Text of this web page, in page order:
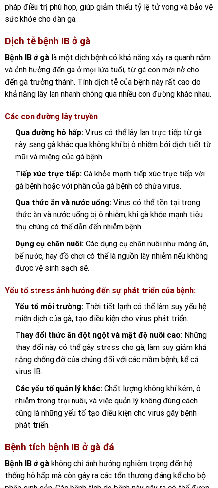
pháp điều trị phù hợp, giúp giảm thiểu tỷ lệ tử vong và bảo vệ
sức khỏe cho đàn gà.
Dịch tễ bệnh IB ở gà
Bệnh IB ở gà là một dịch bệnh có khả năng xảy ra quanh năm
và ảnh hưởng đến gà ở mọi lứa tuổi, từ gà con mới nở cho
đến gà trưởng thành. Tính dịch tễ của bệnh này rất cao do
khả năng lây lan nhanh chóng qua nhiều con đường khác nhau.
Các con đường lây truyền
Qua đường hô hấp:Virus có thể lây lan trực tiếp từ gà
này sang gà khác qua không khí bị ô nhiễm bởi dịch tiết từ
mũi và miệng của gà bệnh.
Tiếp xúc trực tiếp:Gà khỏe mạnh tiếp xúc trực tiếp với
gà bệnh hoặc với phân của gà bệnh có chứa virus.
Qua thức ăn và nước uống:Virus có thể tồn tại trong
thức ăn và nước uống bị ô nhiễm, khi gà khỏe mạnh tiêu
thụ chúng có thể dẫn đến nhiễm bệnh.
Dụng cụ chăn nuôi:Các dụng cụ chăn nuôi như máng ăn,
bể nước, hay đồ chơi có thể là nguồn lây nhiễm nếu không
được vệ sinh sạch sẽ.
Yếu tố stress ảnh hưởng đến sự phát triển của bệnh:
Yếu tố môi trường:Thời tiết lạnh có thể làm suy yếu hệ
miễn dịch của gà, tạo điều kiện cho virus phát triển.
Thay đổi thức ăn đột ngột và mật độ nuôi cao:Những
thay đổi này có thể gây stress cho gà, làm suy giảm khả
năng chống đỡ của chúng đối với các mầm bệnh, kể cả
virus IB.
Các yếu tố quản lý khác:Chất lượng không khí kém, ô
nhiễm trong trại nuôi, và việc quản lý không đúng cách
cũng là những yếu tố tạo điều kiện cho virus gây bệnh
phát triển.
Bệnh tích bệnh IB ở gà đá
Bệnh IB ở gà không chỉ ảnh hưởng nghiêm trọng đến hệ
thống hô hấp mà còn gây ra các tổn thương đáng kể cho bộ